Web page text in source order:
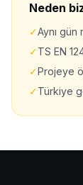
Neden
✓Aynı gün
✓TS EN
✓Projeye
✓Türkiye